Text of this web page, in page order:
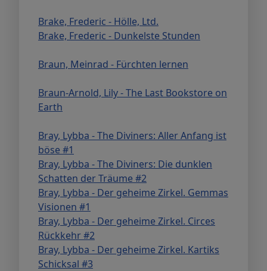
Brake, Frederic - Hölle, Ltd.
Brake, Frederic - Dunkelste Stunden
Braun, Meinrad - Fürchten lernen
Braun-Arnold, Lily - The Last Bookstore on
Earth
Bray, Lybba - The Diviners: Aller Anfang ist
böse #1
Bray, Lybba - The Diviners: Die dunklen
Schatten der Träume #2
Bray, Lybba - Der geheime Zirkel. Gemmas
Visionen #1
Bray, Lybba - Der geheime Zirkel. Circes
Rückkehr #2
Bray, Lybba - Der geheime Zirkel. Kartiks
Schicksal #3